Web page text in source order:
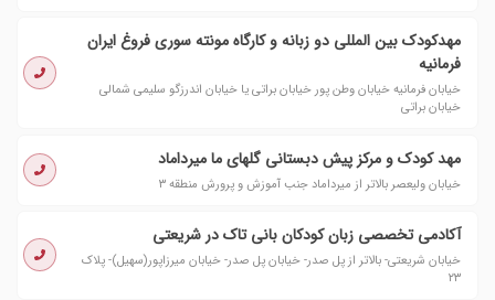
مهدکودک بین المللی دو زبانه و کارگاه مونته سوری فروغ ایران
فرمانیه
خیابان فرمانیه خیابان وطن پور خیابان براتی یا خیابان اندرزگو سلیمی شمالی
خیابان براتی
مهد کودک و مرکز پیش دبستانی گلهای ما میرداماد
خیابان ولیعصر بالاتر از میرداماد جنب آموزش و پرورش منطقه ۳
آکادمی تخصصی زبان کودکان بانی تاک در شریعتی
خیابان شریعتی- بالاتر از پل صدر- خیابان پل صدر- خیابان میرزاپور(سهیل)- پلاک
۲۳